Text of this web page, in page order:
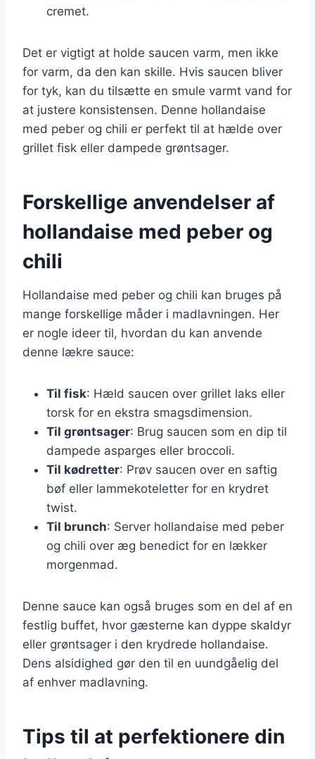
cremet.
Det er vigtigt at holde saucen varm, men ikke
for varm, da den kan skille. Hvis saucen bliver
for tyk, kan du tilsætte en smule varmt vand for
at justere konsistensen. Denne hollandaise
med peber og chili er perfekt til at hælde over
grillet fisk eller dampede grøntsager.
Forskellige anvendelser af
hollandaise med peber og
chili
Hollandaise med peber og chili kan bruges på
mange forskellige måder i madlavningen. Her
er nogle ideer til, hvordan du kan anvende
denne lækre sauce:
Til fisk: Hæld saucen over grillet laks eller
torsk for en ekstra smagsdimension.
Til grøntsager: Brug saucen som en dip til
dampede asparges eller broccoli.
Til kødretter: Prøv saucen over en saftig
bøf eller lammekoteletter for en krydret
twist.
Til brunch: Server hollandaise med peber
og chili over æg benedict for en lækker
morgenmad.
Denne sauce kan også bruges som en del af en
festlig buffet, hvor gæsterne kan dyppe skaldyr
eller grøntsager i den krydrede hollandaise.
Dens alsidighed gør den til en uundgåelig del
af enhver madlavning.
Tips til at perfektionere din